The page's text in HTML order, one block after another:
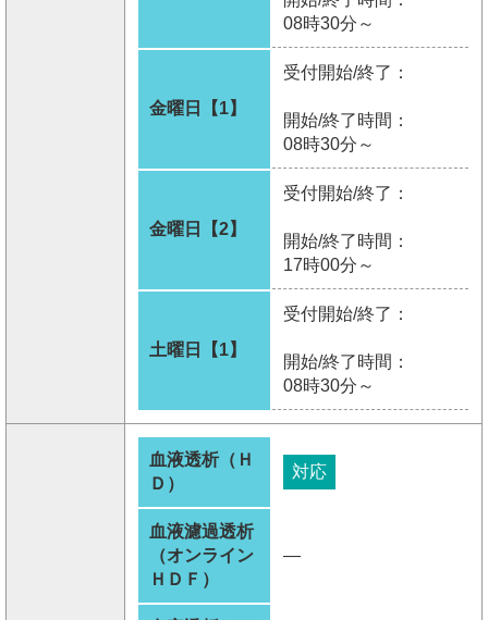
08時30分～
金曜日【1】
受付開始/終了：
開始/終了時間：
08時30分～
金曜日【2】
受付開始/終了：
開始/終了時間：
17時00分～
土曜日【1】
受付開始/終了：
開始/終了時間：
08時30分～
血液透析（Ｈ
Ｄ）
対応
血液濾過透析
（オンライン
ＨＤＦ）
―